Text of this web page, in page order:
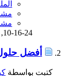
10-16-24,
أفضل
كتبت بواسطة